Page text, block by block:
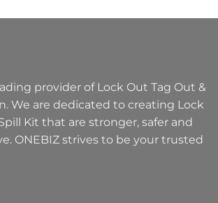
provider of Lock Out Tag Out &
We are dedicated to creating Lock
Kit that are stronger, safer and
ONEBIZ strives to be your trusted